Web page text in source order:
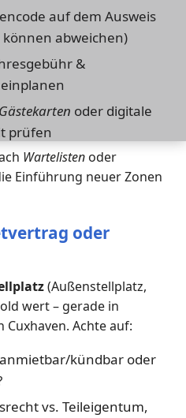
auf dem Ausweis
abweichen)
&
Gästekarten oder digitale
prüfen
Wartelisten oder
Einführung neuer Zonen
oder
(Außenstellplatz,
wert – gerade in
Achte auf:
kündbar oder
vs. Teileigentum,